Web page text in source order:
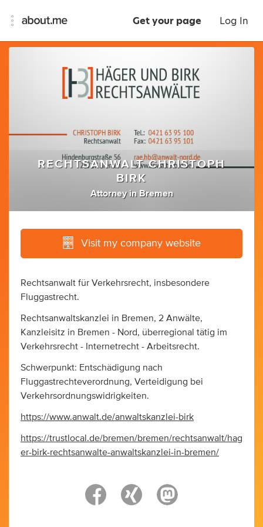
Get your page Log In
RECHTSANWALT CHRISTOPH
BIRK
Attorney in Bremen
Visit my company website
Rechtsanwalt für Verkehrsrecht, insbesondere
Fluggastrecht.
Rechtsanwaltskanzlei in Bremen, 2 Anwälte,
Kanzleisitz in Bremen - Nord, überregional tätig im
Verkehrsrecht - Internetrecht - Arbeitsrecht.
Schwerpunkt: Entschädigung nach
Fluggastrechteverordnung, Verteidigung bei
Verkehrsordnungswidrigkeiten.
https://www.anwalt.de/anwaltskanzlei-birk
https://trustlocal.de/bremen/bremen/rechtsanwalt/hag
er-birk-rechtsanwalte-anwaltskanzlei-in-bremen/